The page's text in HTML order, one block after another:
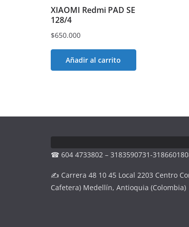
XIAOMI Redmi PAD SE
128/4
$650.000
Añadir al carrito
☎ 604 4733802 – 3183590731-
✍ Carrera 48 10 45 Local 2203 Centro
Cafetera) Medellín, Antioquia (Colombia)